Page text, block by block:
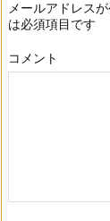
メールアドレス
は必須項目です
コメント